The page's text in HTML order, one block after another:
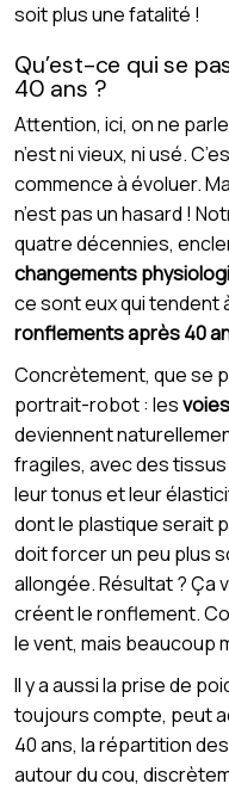
soit plus une fatalité !
Qu’est-ce qui se
40 ans ?
Attention, ici, on ne
n’est ni vieux, ni usé.
commence à évoluer.
n’est pas un hasard !
quatre décennies,
changements
ce sont eux qui tendent
ronflements après 40
Concrètement, que se
portrait-robot : les
deviennent
fragiles, avec des
leur tonus et leur
dont le plastique serait
doit forcer un peu plus
allongée. Résultat ? Ça
créent le ronflement.
le vent, mais beaucoup
Il y a aussi la prise de
toujours compte, peut
40 ans, la répartition
autour du cou,